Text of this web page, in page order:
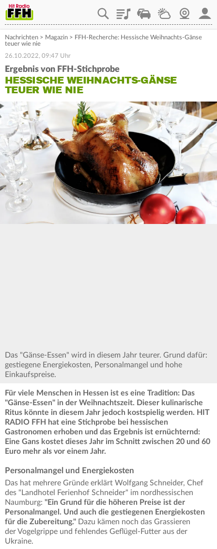
PlaylistStaupilotWetterWebcam
Nachrichten > Magazin > FFH-Recherche: Hessische Weihnachts-Gänse
teuer wie nie
26.10.2022, 09:47 Uhr
Ergebnis von FFH-Stichprobe
HESSISCHE WEIHNACHTS-GÄNSE
TEUER WIE NIE
Das "Gänse-Essen" wird in diesem Jahr teurer. Grund dafür:
gestiegene Energiekosten, Personalmangel und hohe
Einkaufspreise.
Für viele Menschen in Hessen ist es eine Tradition: Das
"Gänse-Essen" in der Weihnachtszeit. Dieser kulinarische
Ritus könnte in diesem Jahr jedoch kostspielig werden. HIT
RADIO FFH hat eine Stichprobe bei hessischen
Gastronomen erhoben und das Ergebnis ist ernüchternd:
Eine Gans kostet dieses Jahr im Schnitt zwischen 20 und 60
Euro mehr als vor einem Jahr.
Personalmangel und Energiekosten
Das hat mehrere Gründe erklärt Wolfgang Schneider, Chef
des "Landhotel Ferienhof Schneider" im nordhessischen
Naumburg: "Ein Grund für die höheren Preise ist der
Personalmangel. Und auch die gestiegenen Energiekosten
für die Zubereitung." Dazu kämen noch das Grassieren
der Vogelgrippe und fehlendes Geflügel-Futter aus der
Ukraine.